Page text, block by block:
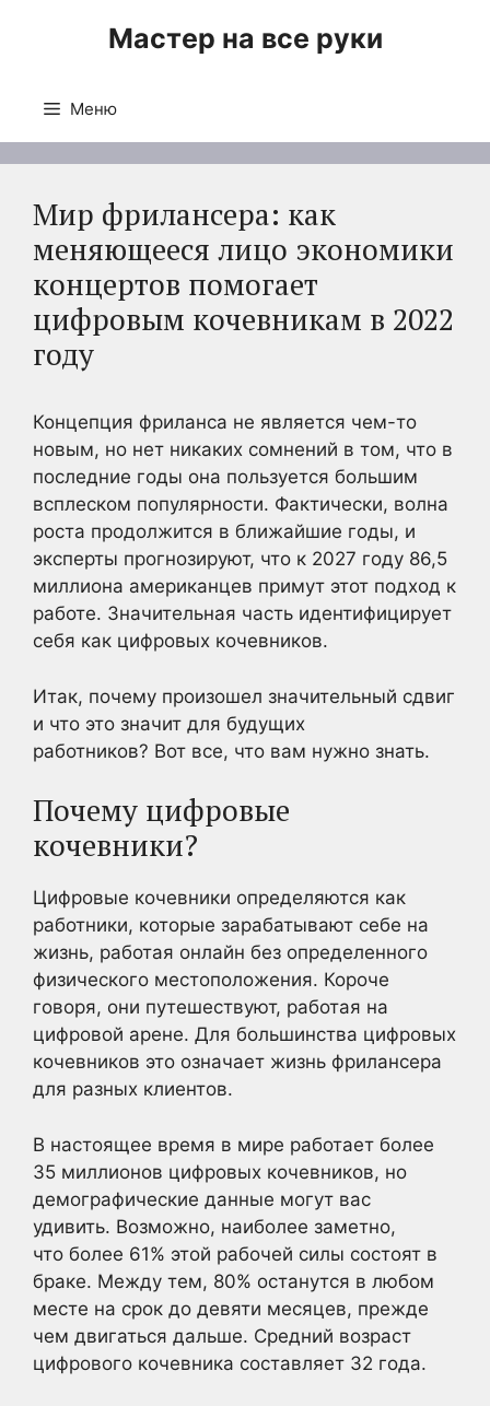
Мастер на все руки
Меню
Мир фрилансера: как
меняющееся лицо экономики
концертов помогает
цифровым кочевникам в 2022
году
Концепция фриланса не является чем-то
новым, но нет никаких сомнений в том, что в
последние годы она пользуется большим
всплеском популярности. Фактически, волна
роста продолжится в ближайшие годы, и
эксперты прогнозируют, что к 2027 году 86,5
миллиона американцев примут этот подход к
работе. Значительная часть идентифицирует
себя как цифровых кочевников.
Итак, почему произошел значительный сдвиг
и что это значит для будущих
работников? Вот все, что вам нужно знать.
Почему цифровые
кочевники?
Цифровые кочевники определяются как
работники, которые зарабатывают себе на
жизнь, работая онлайн без определенного
физического местоположения. Короче
говоря, они путешествуют, работая на
цифровой арене. Для большинства цифровых
кочевников это означает жизнь фрилансера
для разных клиентов.
В настоящее время в мире работает более
35 миллионов цифровых кочевников, но
демографические данные могут вас
удивить. Возможно, наиболее заметно,
что более 61% этой рабочей силы состоят в
браке. Между тем, 80% останутся в любом
месте на срок до девяти месяцев, прежде
чем двигаться дальше. Средний возраст
цифрового кочевника составляет 32 года.